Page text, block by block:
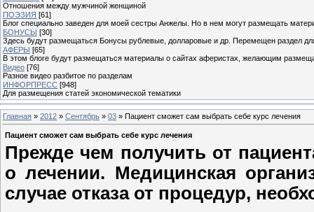
Отношения между мужчиной женщиной
ПОЭЗИЯ [61]
Блог специально заведен для моей сестры Анжелы. Но в нем могут размещать
БОНУСЫ [30]
Здесь будут размещаться Бонусы рублевые, долларовые и др. Перемещен раздел
АФЕРЫ [65]
В этом блоге будут размещаться материалы о сайтах аферистах, желающим
Видео [76]
Разное видео разбитое по разделам
ИНФОРПРЕСС [948]
Для размещения статей экономической тематики
Главная » 2012 » Сентябрь » 03 » Пациент сможет сам выбрать себе курс лечения
Пациент сможет сам выбрать себе курс лечения
Прежде чем получить от
о лечении. Медицинская
случае отказа от процедур,